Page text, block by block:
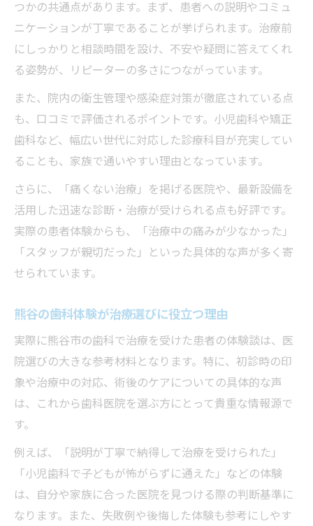
つかの共通点があります。まず、患者への説明やコミュ
ニケーションが丁寧であることが挙げられます。治療前
にしっかりと相談時間を設け、不安や疑問に答えてくれ
る姿勢が、リピーターの多さにつながっています。
また、院内の衛生管理や感染症対策が徹底されている点
も、口コミで評価されるポイントです。小児歯科や矯正
歯科など、幅広い世代に対応した診療科目が充実してい
ることも、家族で通いやすい理由となっています。
さらに、「痛くない治療」を掲げる医院や、最新設備を
活用した迅速な診断・治療が受けられる点も好評です。
実際の患者体験からも、「治療中の痛みが少なかった」
「スタッフが親切だった」といった具体的な声が多く寄
せられています。
熊谷の歯科体験が治療選びに役立つ理由
実際に熊谷市の歯科で治療を受けた患者の体験談は、医
院選びの大きな参考材料となります。特に、初診時の印
象や治療中の対応、術後のケアについての具体的な声
は、これから歯科医院を選ぶ方にとって貴重な情報源で
す。
例えば、「説明が丁寧で納得して治療を受けられた」
「小児歯科で子どもが怖がらずに通えた」などの体験
は、自分や家族に合った医院を見つける際の判断基準に
なります。また、失敗例や後悔した体験も参考にしやす